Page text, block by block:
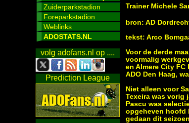
Zuiderparkstadion
Foreparkstadion
Weblinks
ADOSTATS.NL
volg adofans.nl op ....
Prediction League
Trainer Michele
bron: AD
tekst: Arco
Voor de derde
voormalig
en Almere City
ADO Den Haag,
Niet alleen voor
Texeira was vorig
Pascu was
opgeheven hoofd
gedaan dit